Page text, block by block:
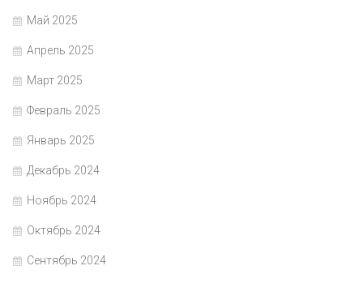
Май 2025
Апрель 2025
Март 2025
Февраль 2025
Январь 2025
Декабрь 2024
Ноябрь 2024
Октябрь 2024
Сентябрь 2024